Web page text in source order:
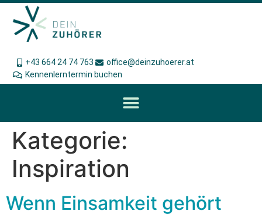
+43 664 24 74 763
office@deinzuhoerer.at
Kennenlerntermin buchen
Kategorie:
Inspiration
Wenn Einsamkeit gehört